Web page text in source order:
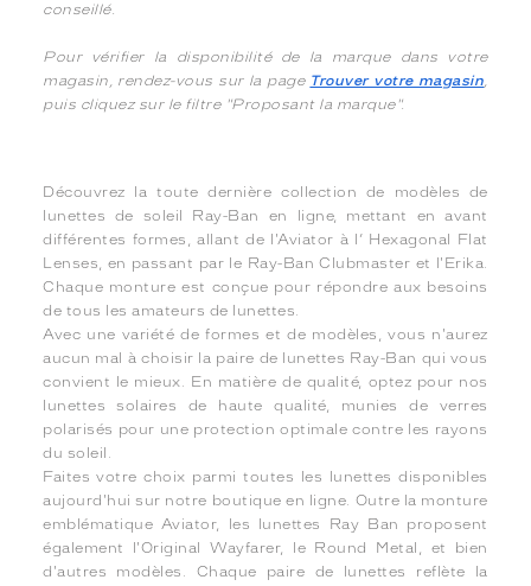
conseillé.
Pour vérifier la disponibilité de la marque dans votre
magasin, rendez-vous sur la page Trouver votre magasin,
puis cliquez sur le filtre "Proposant la marque".
Découvrez la toute dernière collection de modèles de
lunettes de soleil Ray-Ban en ligne, mettant en avant
différentes formes, allant de l'Aviator à l’ Hexagonal Flat
Lenses, en passant par le Ray-Ban Clubmaster et l'Erika.
Chaque monture est conçue pour répondre aux besoins
de tous les amateurs de lunettes.
Avec une variété de formes et de modèles, vous n'aurez
aucun mal à choisir la paire de lunettes Ray-Ban qui vous
convient le mieux. En matière de qualité, optez pour nos
lunettes solaires de haute qualité, munies de verres
polarisés pour une protection optimale contre les rayons
du soleil.
Faites votre choix parmi toutes les lunettes disponibles
aujourd'hui sur notre boutique en ligne. Outre la monture
emblématique Aviator, les lunettes Ray Ban proposent
également l'Original Wayfarer, le Round Metal, et bien
d'autres modèles. Chaque paire de lunettes reflète la